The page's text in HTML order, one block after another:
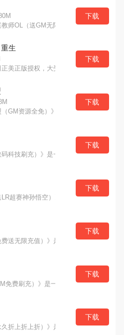
师OL（送GM无限抽卡）》手游正式推
下载
生
美正版授权，大受好评的手游《圣斗士
下载
（GM资源全免）》是一款萌宠策略挂机
下载
码科技刷充）》是一款卡牌养成游戏，
下载
LR超赛神孙悟空）》是一款集龙珠战士
下载
费送无限充值）》是一款宠物放置养成
下载
免费刷充）》是一款以宠物收集为核心
下载
久折上折上折）》是一款经典剧情深度
下载